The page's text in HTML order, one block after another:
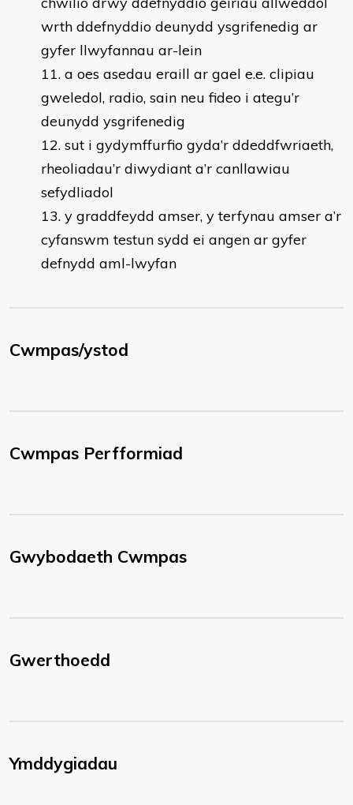
wrth ddefnyddio deunydd ysgrifenedig ar
gyfer llwyfannau ar-lein
a oes asedau eraill ar gael e.e. clipiau
gweledol, radio, sain neu fideo i ategu’r
deunydd ysgrifenedig
sut i gydymffurfio gyda’r ddeddfwriaeth,
rheoliadau’r diwydiant a’r canllawiau
sefydliadol
y graddfeydd amser, y terfynau amser a’r
cyfanswm testun sydd ei angen ar gyfer
defnydd aml-lwyfan
Cwmpas/ystod
Cwmpas Perfformiad
Gwybodaeth Cwmpas
Gwerthoedd
Ymddygiadau